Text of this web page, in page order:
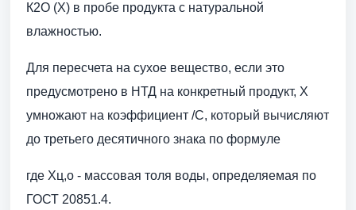
К2О (X) в пробе продукта с натуральной
влажностью.
Для пересчета на сухое вещество, если это
предусмотрено в НТД на конкретный продукт, X
умножают на коэффициент /С, который вычисляют
до третьего десятичного знака по формуле
где Хц,о - массовая толя воды, определяемая по
ГОСТ 20851.4.